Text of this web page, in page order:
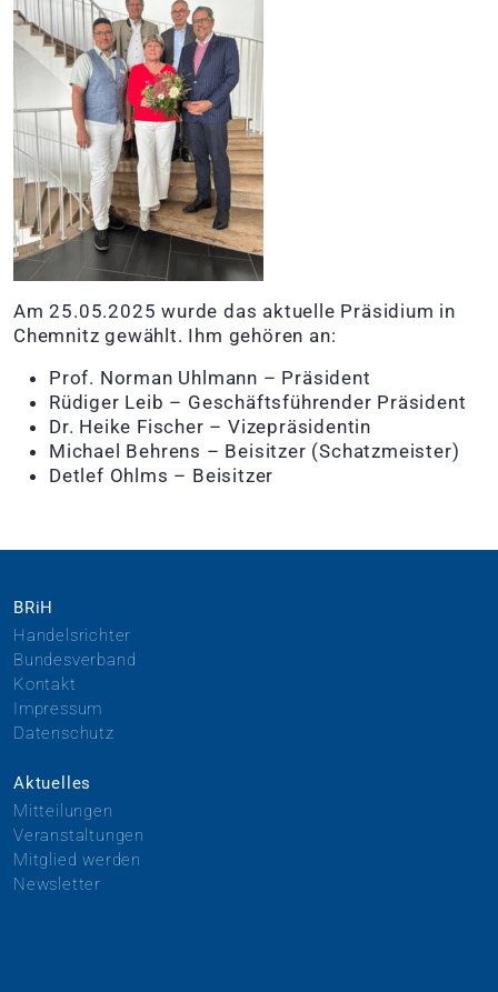
Am 25.05.2025 wurde das aktuelle Präsidium in
Chemnitz gewählt. Ihm gehören an:
Prof. Norman Uhlmann – Präsident
Rüdiger Leib – Geschäftsführender Präsident
Dr. Heike Fischer – Vizepräsidentin
Michael Behrens – Beisitzer (Schatzmeister)
Detlef Ohlms – Beisitzer
BRiH
Handelsrichter
Bundesverband
Kontakt
Impressum
Datenschutz
Aktuelles
Mitteilungen
Veranstaltungen
Mitglied werden
Newsletter